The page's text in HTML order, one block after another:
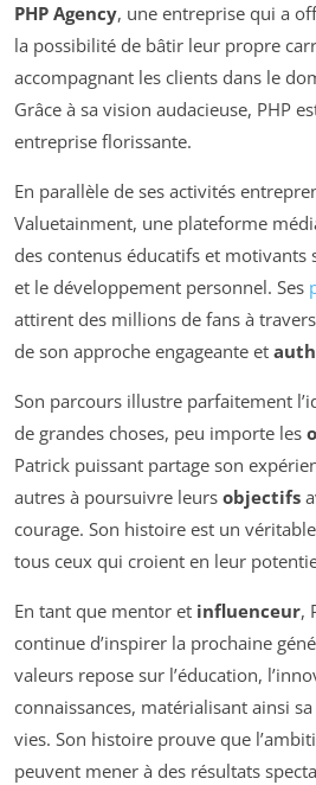
PHP Agency, une entreprise qui a
la possibilité de bâtir leur propre
accompagnant les clients dans le
Grâce à sa vision audacieuse, PHP
entreprise florissante.
En parallèle de ses activités
Valuetainment, une plateforme
des contenus éducatifs et motivants
et le développement personnel. Ses
attirent des millions de fans à
de son approche engageante et
Son parcours illustre parfaitement
de grandes choses, peu importe les
Patrick puissant partage son
autres à poursuivre leurs objectifs
courage. Son histoire est un
tous ceux qui croient en leur
En tant que mentor et influenceur,
continue d’inspirer la prochaine
valeurs repose sur l’éducation,
connaissances, matérialisant ainsi
vies. Son histoire prouve que
peuvent mener à des résultats